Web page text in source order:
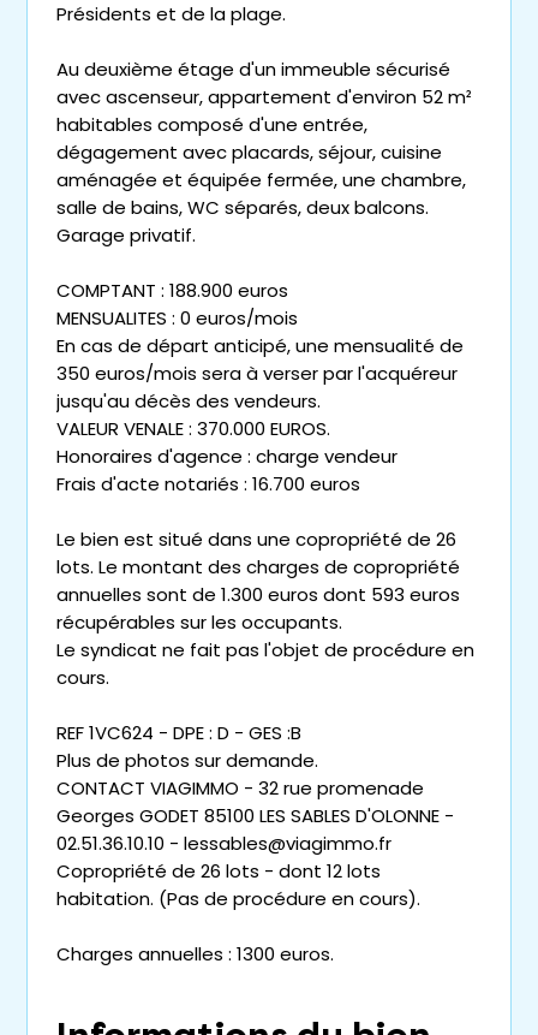
Présidents et de la plage.
Au deuxième étage d'un immeuble sécurisé
avec ascenseur, appartement d'environ 52 m²
habitables composé d'une entrée,
dégagement avec placards, séjour, cuisine
aménagée et équipée fermée, une chambre,
salle de bains, WC séparés, deux balcons.
Garage privatif.
COMPTANT : 188.900 euros
MENSUALITES : 0 euros/mois
En cas de départ anticipé, une mensualité de
350 euros/mois sera à verser par l'acquéreur
jusqu'au décès des vendeurs.
VALEUR VENALE : 370.000 EUROS.
Honoraires d'agence : charge vendeur
Frais d'acte notariés : 16.700 euros
Le bien est situé dans une copropriété de 26
lots. Le montant des charges de copropriété
annuelles sont de 1.300 euros dont 593 euros
récupérables sur les occupants.
Le syndicat ne fait pas l'objet de procédure en
cours.
REF 1VC624 - DPE : D - GES :B
Plus de photos sur demande.
CONTACT VIAGIMMO - 32 rue promenade
Georges GODET 85100 LES SABLES D'OLONNE -
02.51.36.10.10 - lessables@viagimmo.fr
Copropriété de 26 lots - dont 12 lots
habitation. (Pas de procédure en cours).
Charges annuelles : 1300 euros.